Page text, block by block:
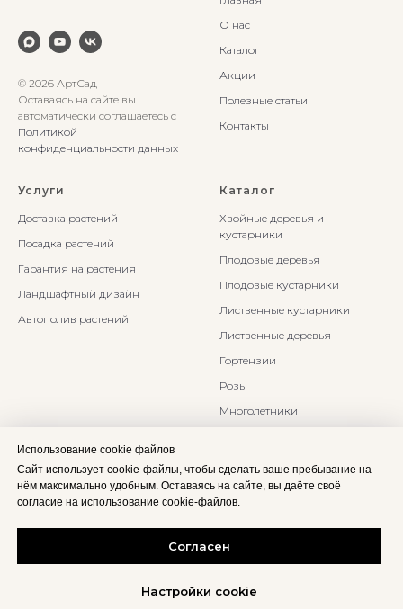
© 2026 АртСад
Оставаясь на сайте вы
автоматически соглашаетесь с
Политикой
конфиденциальности данных
О нас
Каталог
Акции
Полезные статьи
Контакты
Услуги
Доставка растений
Посадка растений
Гарантия на растения
Ландшафтный дизайн
Автополив растений
Каталог
Хвойные деревья и
кустарники
Плодовые деревья
Плодовые кустарники
Лиственные кустарники
Лиственные деревья
Гортензии
Розы
Многолетники
Использование cookie файлов
Сайт использует cookie-файлы, чтобы сделать ваше пребывание на
нём максимально удобным. Оставаясь на сайте, вы даёте своё
согласие на использование cookie-файлов.
Согласен
Настройки cookie